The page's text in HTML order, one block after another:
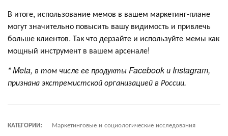
В итоге, использование мемов в вашем маркетинг-плане
могут значительно повысить вашу видимость и привлечь
больше клиентов. Так что дерзайте и используйте мемы как
мощный инструмент в вашем арсенале!
* Meta, в том числе ее продукты Facebook и Instagram,
признана экстремистской организацией в России.
КАТЕГОРИИ:
Маркетинговые и социологические исследования